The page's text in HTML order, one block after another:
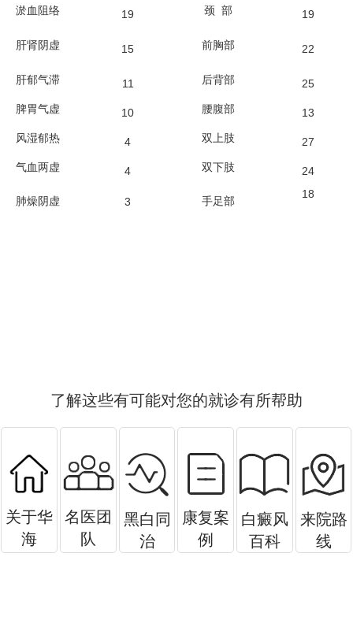
淤血阻络 19 颈 部 19
肝肾阴虚 15 前胸部 22
肝郁气滞 11 后背部 25
脾胃气虚 10 腰腹部 13
风湿郁热 4 双上肢 27
气血两虚 4 双下肢 24
肺燥阴虚 3 手足部
18
了解这些有可能对您的就诊有所帮助
关于华
海
名医团
队
黑白同
治
康复案
例
白癜风
百科
来院路
线